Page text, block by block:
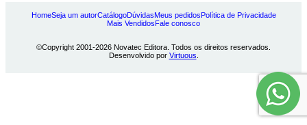
HomeSeja um autorCatálogoDúvidasMeus pedidosPolítica de Privacidade
Mais VendidosFale conosco
©Copyright 2001-2026 Novatec Editora. Todos os direitos reservados.
Desenvolvido por Virtuous